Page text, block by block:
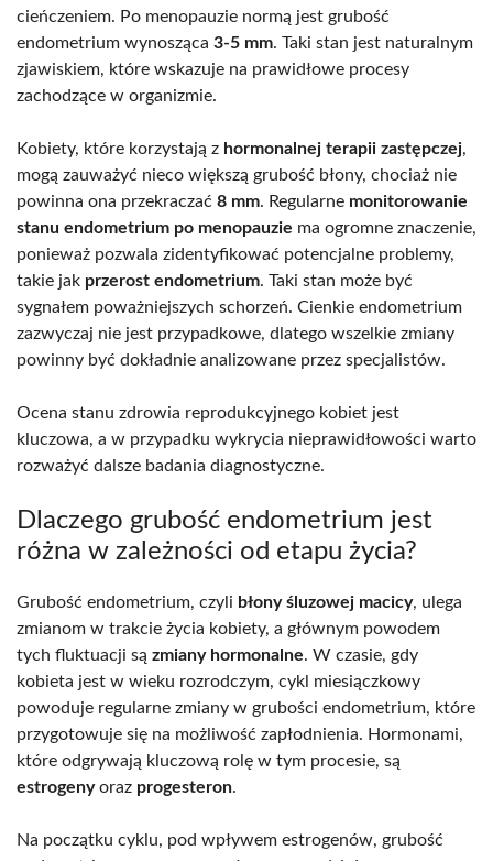
cieńczeniem. Po menopauzie normą jest grubość
endometrium wynosząca 3-5 mm. Taki stan jest naturalnym
zjawiskiem, które wskazuje na prawidłowe procesy
zachodzące w organizmie.
Kobiety, które korzystają z hormonalnej terapii zastępczej,
mogą zauważyć nieco większą grubość błony, chociaż nie
powinna ona przekraczać 8 mm. Regularne monitorowanie
stanu endometrium po menopauzie ma ogromne znaczenie,
ponieważ pozwala zidentyfikować potencjalne problemy,
takie jak przerost endometrium. Taki stan może być
sygnałem poważniejszych schorzeń. Cienkie endometrium
zazwyczaj nie jest przypadkowe, dlatego wszelkie zmiany
powinny być dokładnie analizowane przez specjalistów.
Ocena stanu zdrowia reprodukcyjnego kobiet jest
kluczowa, a w przypadku wykrycia nieprawidłowości warto
rozważyć dalsze badania diagnostyczne.
Dlaczego grubość endometrium jest
różna w zależności od etapu życia?
Grubość endometrium, czyli błony śluzowej macicy, ulega
zmianom w trakcie życia kobiety, a głównym powodem
tych fluktuacji są zmiany hormonalne. W czasie, gdy
kobieta jest w wieku rozrodczym, cykl miesiączkowy
powoduje regularne zmiany w grubości endometrium, które
przygotowuje się na możliwość zapłodnienia. Hormonami,
które odgrywają kluczową rolę w tym procesie, są
estrogenyoraz progesteron.
Na początku cyklu, pod wpływem estrogenów, grubość